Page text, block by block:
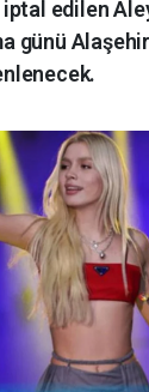
edilen
günü